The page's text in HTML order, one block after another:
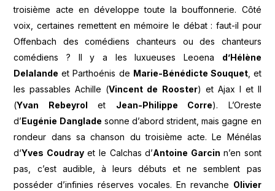
troisième acte en développe toute la bouffonnerie. Côté
voix, certaines remettent en mémoire le débat : faut-il pour
Offenbach des comédiens chanteurs ou des chanteurs
comédiens ? Il y a les luxueuses Leoena d’Hélène
Delalande et Parthoénis de Marie-Bénédicte Souquet, et
les passables Achille (Vincent de Rooster) et Ajax I et II
(Yvan Rebeyrol et Jean-Philippe Corre). L’Oreste
d’Eugénie Danglade sonne d’abord strident, mais gagne en
rondeur dans sa chanson du troisième acte. Le Ménélas
d‘Yves Coudrayet le Calchas d’Antoine Garcin n’en sont
pas, c’est audible, à leurs débuts et ne semblent pas
posséder d’infinies réserves vocales. En revanche Olivier